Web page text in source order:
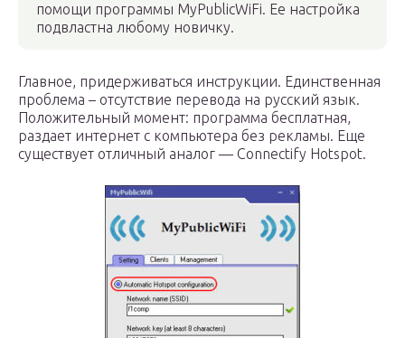
помощи программы MyPublicWiFi. Ее настройка
подвластна любому новичку.
Главное, придерживаться инструкции. Единственная
проблема – отсутствие перевода на русский язык.
Положительный момент: программа бесплатная,
раздает интернет с компьютера без рекламы. Еще
существует отличный аналог — Connectify Hotspot.